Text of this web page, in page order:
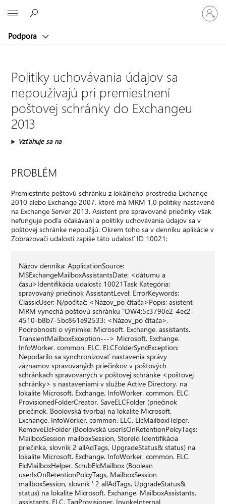
Podpora
Prihláste
sa
k
kontu
Politiky uchovávania údajov sa
nepoužívajú pri premiestnení
poštovej schránky do Exchangeu
2013
Vzťahuje sa na
PROBLÉM
Premiestnite poštovú schránku z lokálneho prostredia Exchange
2010 alebo Exchange 2007, ktoré má MRM 1,0 politiky nastavené
na Exchange Server 2013. Asistent pre spravované priečinky však
nefunguje podľa očakávaní a politiky uchovávania údajov sa v
poštovej schránke nepoužijú. Okrem toho sa v denníku aplikácie v
Zobrazovači udalostí zapíše táto udalosť ID 10021:
Názov denníka: ApplicationSource:
MSExchangeMailboxAssistantsDate: <dátumu a
času>Identifikácia udalosti: 10021Task Kategória:
spravovaný priečinok AssistantLevel: ErrorKeywords:
ClassicUser: N/počítač: <Názov_po čítača>Popis: asistent
MRM vynechá poštovú schránku "OW4:5c3790e2-4ec2-
4510-b8b7-5bc861e92533: <Názov_po čítača>.
Podrobnosti o výnimke: Microsoft. Exchange. assistants.
TransientMailboxException---> Microsoft. Exchange.
InfoWorker. common. ELC. ELCFolderSyncException:
Nepodarilo sa synchronizovať nastavenia správy
záznamov spravovaných priečinkov v poštových
schránkach spravovaných v poštovej schránke <poštovej
schránky> s nastaveniami v službe Active Directory. na
lokalite Microsoft. Exchange. InfoWorker. common. ELC.
ProvisionedFolderCreator. SaveELCFolder (priečinok
priečinok, Boolovská tvorba) na lokalite Microsoft.
Exchange. InfoWorker. common. ELC. ElcMailboxHelper.
RemoveElcFolder (Boolovská userIsOnRetentionPolcyTags;
MailboxSession mailboxSession, StoreId Identifikácia
priečinka, slovník 2 allAdTags, UpgradeStatus& status) na
lokalite Microsoft. Exchange. InfoWorker. common. ELC.
ElcMailboxHelper. ScrubElcMailbox (Boolean
userIsOnRetentionPolcyTags, MailboxSession
mailboxSession, slovník ' 2 allAdTags, UpgradeStatus&
status) na lokalite Microsoft. Exchange. MailboxAssistants.
assistants. ELC. TagProvisioner. InvokeInternal